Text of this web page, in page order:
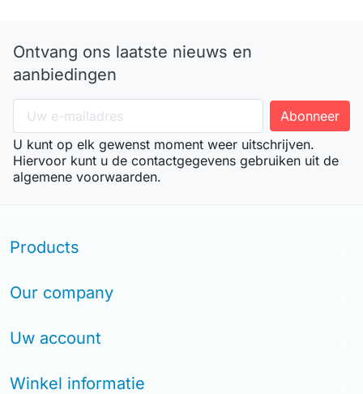
Ontvang ons laatste nieuws en
aanbiedingen
U kunt op elk gewenst moment weer uitschrijven.
Hiervoor kunt u de contactgegevens gebruiken uit de
algemene voorwaarden.
Products
Our company
Uw account
Winkel informatie